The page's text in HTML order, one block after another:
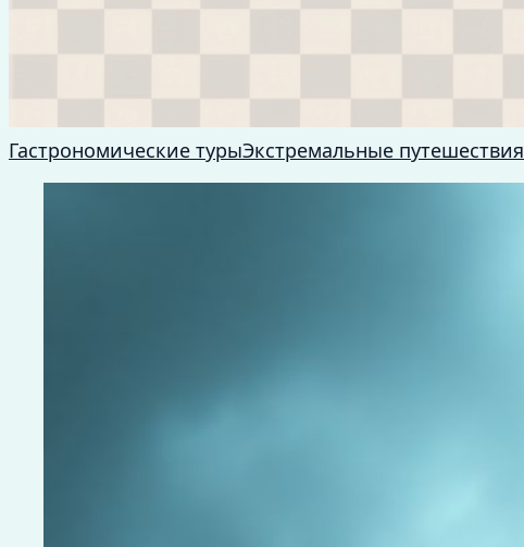
Гастрономические турыЭкстремальные путешествия